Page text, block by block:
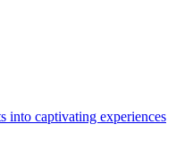
into captivating experiences